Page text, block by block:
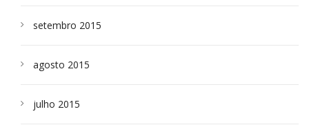
setembro 2015
agosto 2015
julho 2015